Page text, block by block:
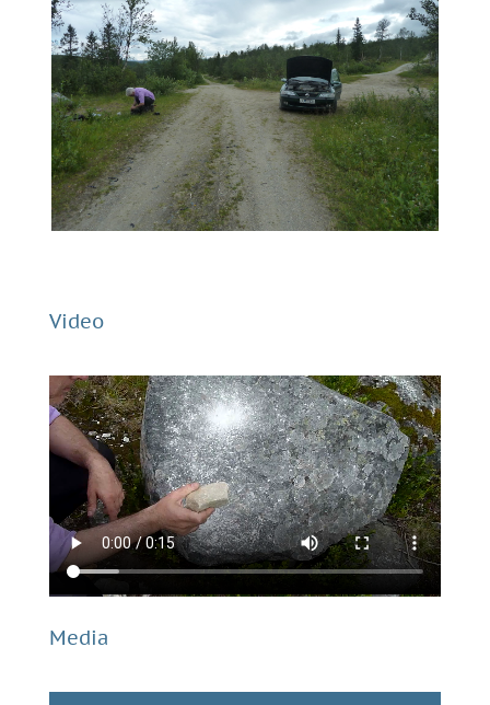
Video
Media